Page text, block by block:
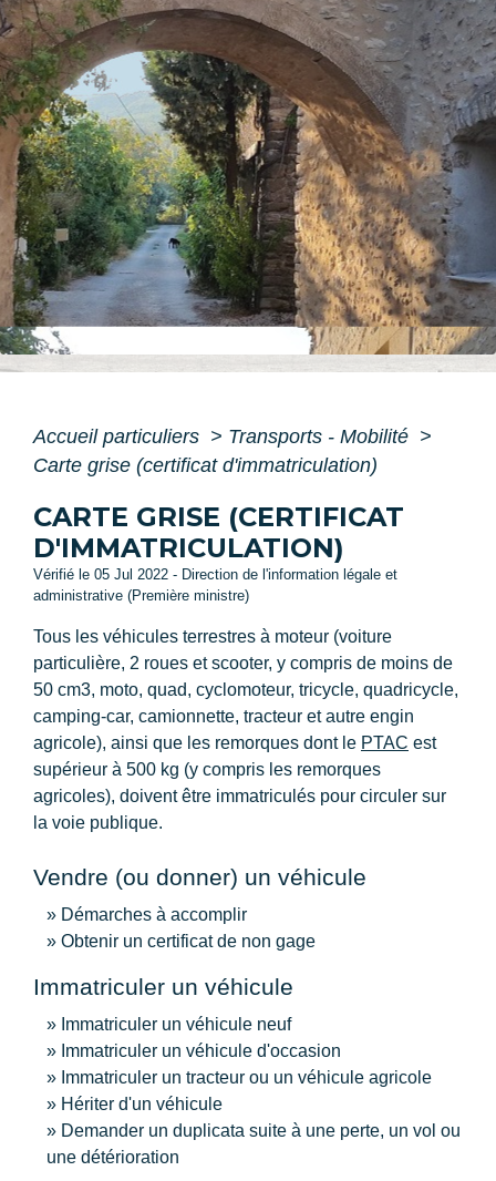
Accueil particuliers > Transports - Mobilité >
Carte grise (certificat d'immatriculation)
CARTE GRISE (CERTIFICAT
D'IMMATRICULATION)
Vérifié le 05 Jul 2022 - Direction de l'information légale et
administrative (Première ministre)
Tous les véhicules terrestres à moteur (voiture
particulière, 2 roues et scooter, y compris de moins de
50 cm3, moto, quad, cyclomoteur, tricycle, quadricycle,
camping-car, camionnette, tracteur et autre engin
agricole), ainsi que les remorques dont le PTAC est
supérieur à 500 kg (y compris les remorques
agricoles), doivent être immatriculés pour circuler sur
la voie publique.
Vendre (ou donner) un véhicule
Démarches à accomplir
Obtenir un certificat de non gage
Immatriculer un véhicule
Immatriculer un véhicule neuf
Immatriculer un véhicule d'occasion
Immatriculer un tracteur ou un véhicule agricole
Hériter d'un véhicule
Demander un duplicata suite à une perte, un vol ou
une détérioration